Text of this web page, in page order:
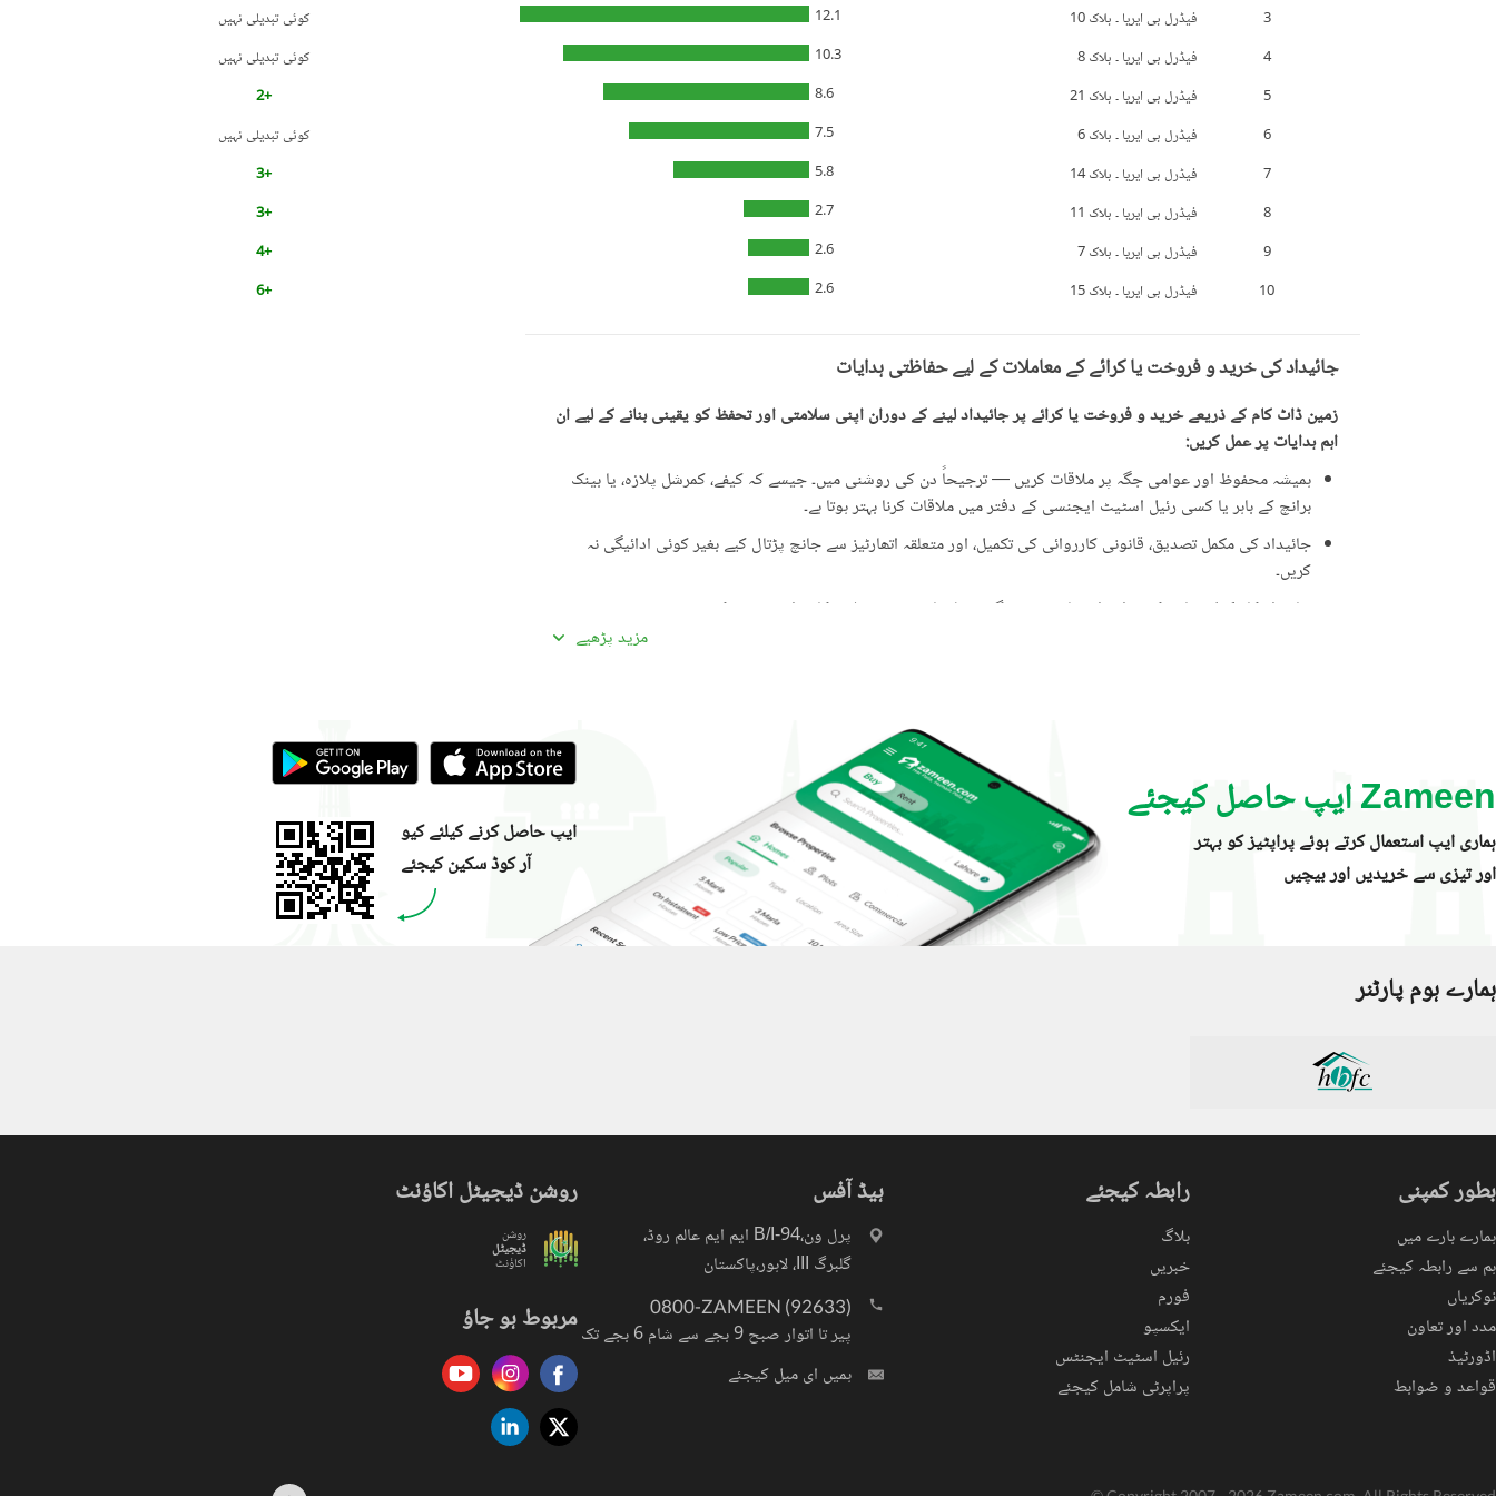
3
فیڈرل بی ایریا ۔ بلاک 10 12.1
کوئی تبدیلی نہیں
4
فیڈرل بی ایریا ۔ بلاک 8 10.3
کوئی تبدیلی نہیں
5
فیڈرل بی ایریا ۔ بلاک 21 8.6
+2
6
فیڈرل بی ایریا ۔ بلاک 6 7.5
کوئی تبدیلی نہیں
7
فیڈرل بی ایریا ۔ بلاک 14 5.8
+3
8
فیڈرل بی ایریا ۔ بلاک 11 2.7
+3
9
فیڈرل بی ایریا ۔ بلاک 7 2.6
+4
10
فیڈرل بی ایریا ۔ بلاک 15 2.6
+6
جائیداد کی خرید و فروخت یا کرائے کے معاملات کے لیے حفاظتی ہدایات
زمین ڈاٹ کام کے ذریعے خرید و فروخت یا کرائے پر جائیداد لینے کے دوران اپنی سلامتی اور تحفظ کو یقینی بنانے کے لیے ان
اہم ہدایات پر عمل کریں:
ہمیشہ محفوظ اور عوامی جگہ پر ملاقات کریں — ترجیحاً دن کی روشنی میں۔ جیسے کہ کیفے، کمرشل پلازہ، یا بینک
برانچ کے باہر یا کسی رئیل اسٹیٹ ایجنسی کے دفتر میں ملاقات کرنا بہتر ہوتا ہے۔
جائیداد کی مکمل تصدیق، قانونی کارروائی کی تکمیل، اور متعلقہ اتھارٹیز سے جانچ پڑتال کیے بغیر کوئی ادائیگی نہ
کریں۔
جائیداد کا مکمل معائنہ کریں اور اشتہار میں دی گئی معلومات سے تفصیلات کا موازنہ ضرور کریں۔
ایسی پیشکشوں سے ہوشیار رہیں جو حقیقت سے زیادہ اچھی لگیں۔ غیرمعمولی طور پر کم قیمتیں دھوکہ دہی کی
قانونی مشیر یا متعلقہ لینڈ اتھارٹی سے رجوع کر کے جائیداد پر کسی بھی قسم کی رکاوٹ یا تنازعے کی جانچ کریں۔
جائیداد دیکھنے کے لیے کبھی بھی اکیلے نہ جائیں، کسی قابل اعتماد شخص کو ساتھ لے جائیں۔
جب تک دوسرا فریق مکمل طور پر قابلِ اعتبار نہ ہو، اپنی ذاتی یا مالی معلومات شیئر کرنے سے گریز کریں۔
زمین ڈاٹ کام صارفین کی طرف سے دیے گئے اشتہارات (لسٹنگز) کے لیے ذمہ دار نہیں ہے۔ تمام صارفین اپنے اشتہارات
(لسٹنگز) کی درستگی، حقیقت، اور قانونی حیثیت کے لیے خود ذمہ دار ہیں۔ کسی بھی معاہدے کو حتمی شکل دینے سے پہلے
مزید پڑھیے
Zameen ایپ حاصل کیجئے
ہماری ایپ استعمال کرتے ہوئے پراپٹیز کو بہتر
اور تیزی سے خریدیں اور بیچیں
ایپ حاصل کرنے کیلئے کیو
آر کوڈ سکین کیجئے
ہمارے ہوم پارٹنر
بطور کمپنی
ہمارے بارے میں
ہم سے رابطہ کیجئے
نوکریاں
مدد اور تعاون
اڈورٹیذ
قواعد و ضوابط
رابطہ کیجئے
بلاگ
خبریں
فورم
ایکسپو
رئیل اسٹیٹ ایجنٹس
پراپرٹی شامل کیجئے
ہیڈ آفس
پرل ون،94-B/I ایم ایم عالم روڈ،
گلبرگ III، لاہور،پاکستان
0800-ZAMEEN (92633)
پیر تا اتوار صبح 9 بجے سے شام 6 بجے تک
ہمیں ای میل کیجئے
روشن ڈیجیٹل اکاؤنٹ
روشن
ڈیجیٹل
اکاؤنٹ
مربوط ہو جاؤ